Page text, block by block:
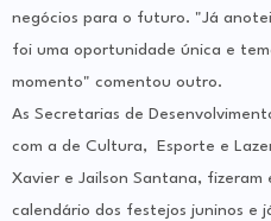
negócios para o futuro. "Já
foi uma oportunidade única e
momento" comentou outro.
As Secretarias de
com a de Cultura, Esporte e
Xavier e Jailson Santana,
calendário dos festejos juninos e